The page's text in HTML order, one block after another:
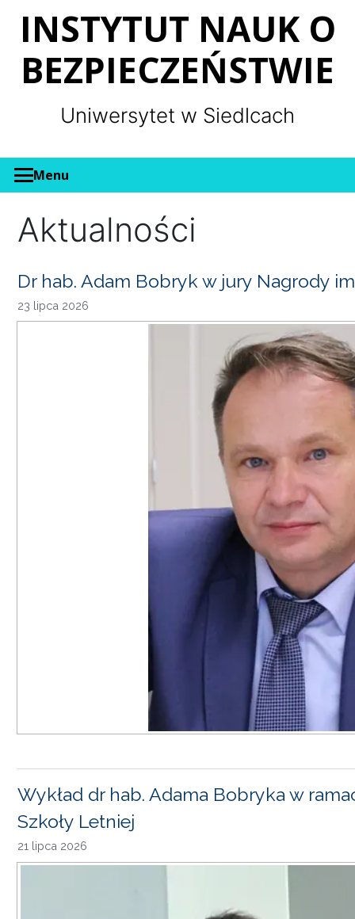
INSTYTUT NAUK O
BEZPIECZEŃSTWIE
Uniwersytet w Siedlcach
Menu
Aktualności
Dr hab. Adam Bobryk w jury Nagrody
23 lipca 2026
Wykład dr hab. Adama Bobryka w
Szkoły Letniej
21 lipca 2026